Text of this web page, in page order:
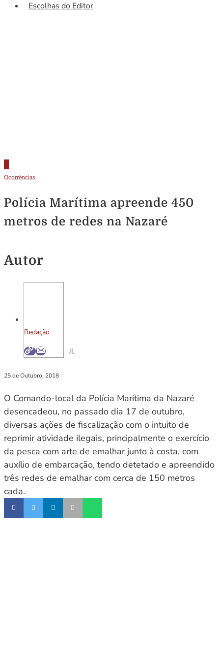
Escolhas do Editor
Ocorrências
Polícia Marítima apreende 450
metros de redes na Nazaré
Autor
Redação
JL
25 de Outubro, 2018
O Comando-local da Polícia Marítima da Nazaré
desencadeou, no passado dia 17 de outubro,
diversas ações de fiscalização com o intuito de
reprimir atividade ilegais, principalmente o exercício
da pesca com arte de emalhar junto à costa, com
auxílio de embarcação, tendo detetado e apreendido
três redes de emalhar com cerca de 150 metros
cada.